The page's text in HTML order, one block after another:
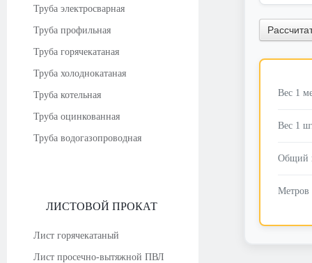
Труба электросварная
Труба профильная
Труба горячекатаная
Труба холоднокатаная
Труба котельная
Труба оцинкованная
Труба водогазопроводная
ЛИСТОВОЙ ПРОКАТ
Лист горячекатаный
Лист просечно-вытяжной ПВЛ
Вес 1
Вес 1
Общий
Метров